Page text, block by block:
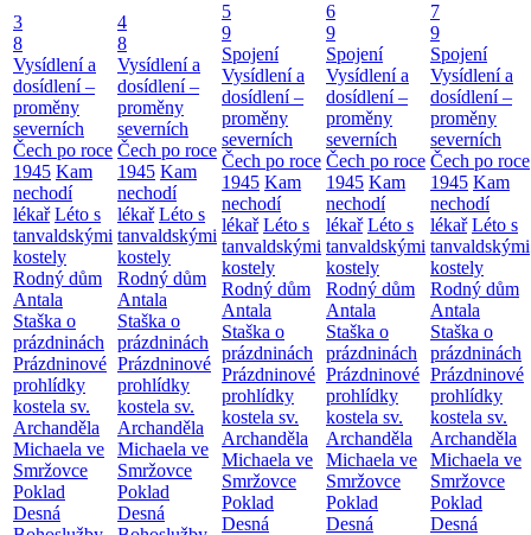
3
8
Vysídlení a
dosídlení –
proměny
severních
Čech po roce
1945 Kam
nechodí
lékař Léto s
tanvaldskými
kostely
Rodný dům
Antala
Staška o
prázdninách
Prázdninové
prohlídky
kostela sv.
Archanděla
Michaela ve
Smržovce
Poklad
Desná
4
8
Vysídlení a
dosídlení –
proměny
severních
Čech po roce
1945 Kam
nechodí
lékař Léto s
tanvaldskými
kostely
Rodný dům
Antala
Staška o
prázdninách
Prázdninové
prohlídky
kostela sv.
Archanděla
Michaela ve
Smržovce
Poklad
Desná
5
9
Spojení
Vysídlení a
dosídlení –
proměny
severních
Čech po roce
1945 Kam
nechodí
lékař Léto s
tanvaldskými
kostely
Rodný dům
Antala
Staška o
prázdninách
Prázdninové
prohlídky
kostela sv.
Archanděla
Michaela ve
Smržovce
Poklad
Desná
6
9
Spojení
Vysídlení a
dosídlení –
proměny
severních
Čech po roce
1945 Kam
nechodí
lékař Léto s
tanvaldskými
kostely
Rodný dům
Antala
Staška o
prázdninách
Prázdninové
prohlídky
kostela sv.
Archanděla
Michaela ve
Smržovce
Poklad
Desná
7
9
Spojení
Vysídlení a
dosídlení –
proměny
severních
Čech po roce
1945 Kam
nechodí
lékař Léto s
tanvaldskými
kostely
Rodný dům
Antala
Staška o
prázdninách
Prázdninové
prohlídky
kostela sv.
Archanděla
Michaela ve
Smržovce
Poklad
Desná